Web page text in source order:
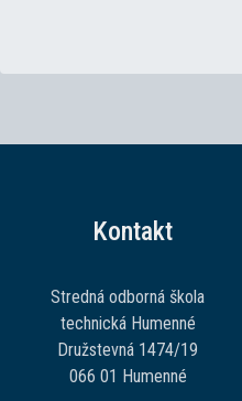
Kontakt
Stredná odborná škola
technická Humenné
Družstevná 1474/19
066 01 Humenné